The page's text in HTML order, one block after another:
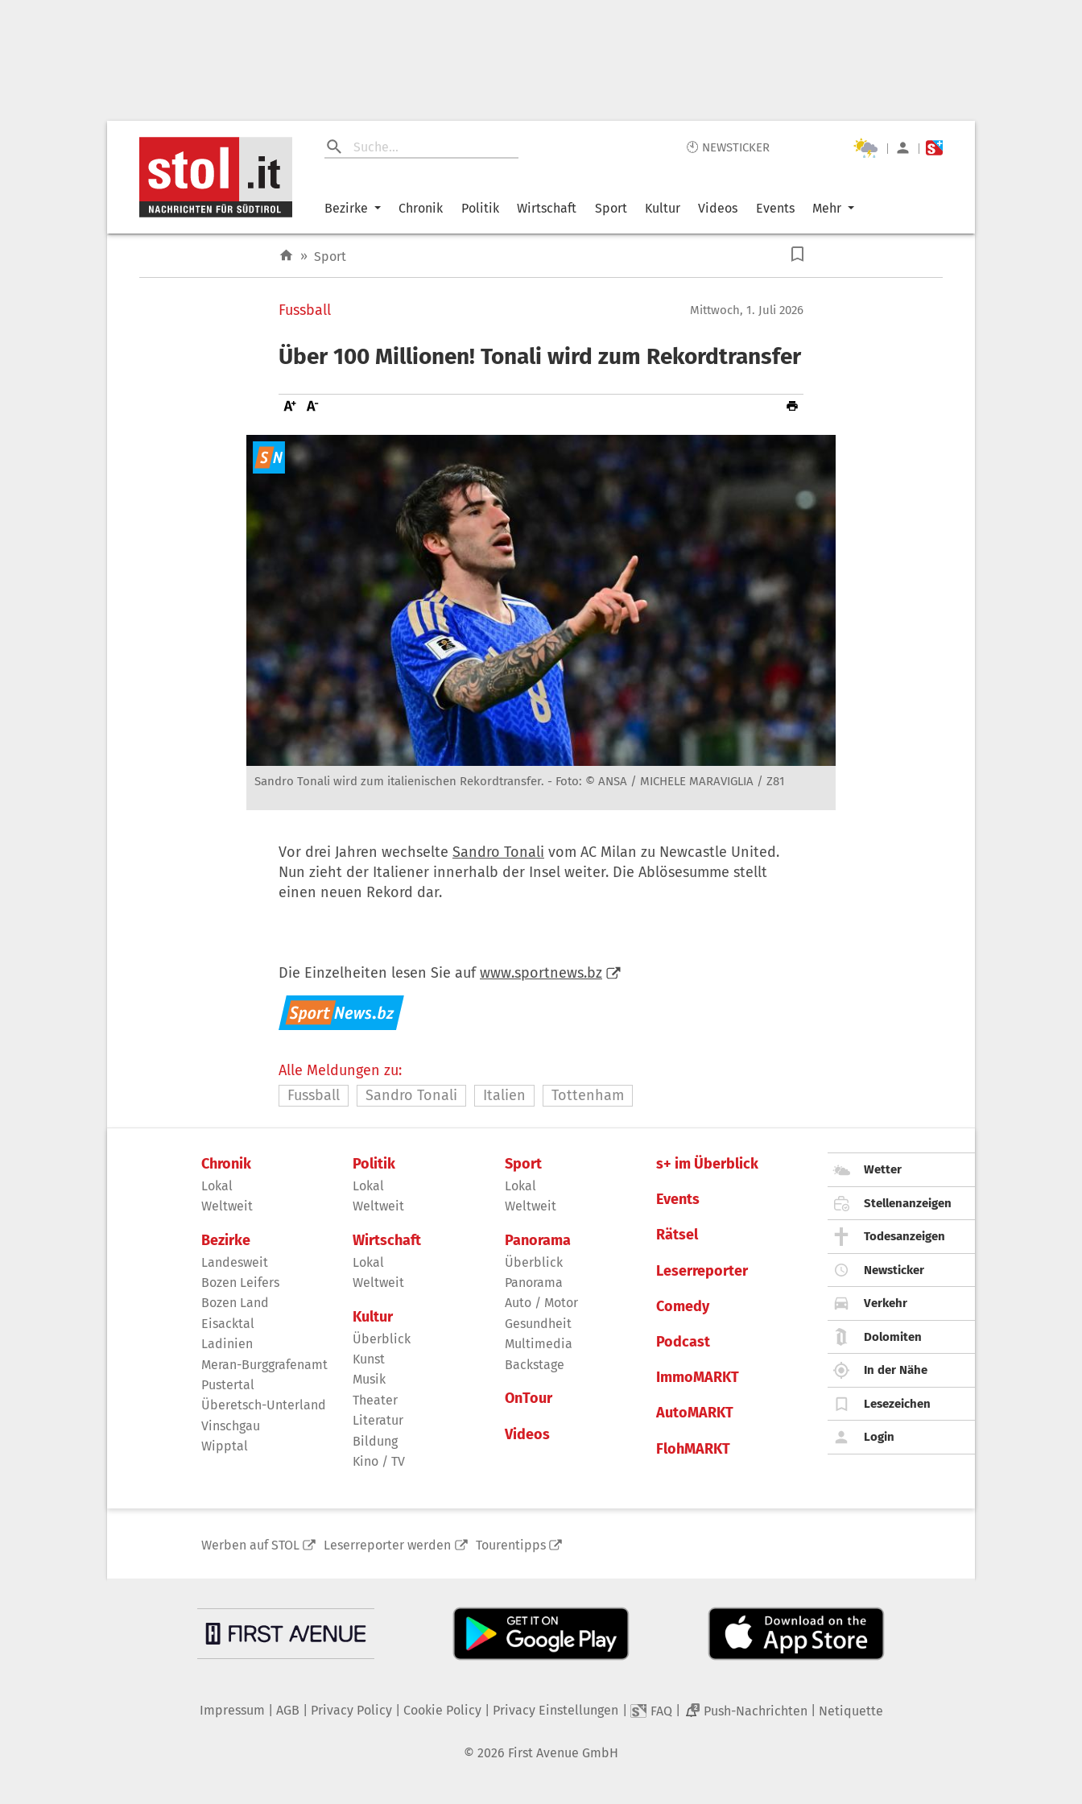
🕙 NEWSTICKER | |
Bezirke Chronik Politik Wirtschaft Sport Kultur Videos Events Mehr
» Sport
Fussball Mittwoch, 1. Juli 2026
Über 100 Millionen! Tonali wird zum Rekordtransfer
Sandro Tonali wird zum italienischen Rekordtransfer. - Foto: © ANSA / MICHELE MARAVIGLIA / Z81
Vor drei Jahren wechselte Sandro Tonali vom AC Milan zu Newcastle United.
Nun zieht der Italiener innerhalb der Insel weiter. Die Ablösesumme stellt
einen neuen Rekord dar.
Die Einzelheiten lesen Sie aufwww.sportnews.bz
Alle Meldungen zu:
Fussball
Sandro Tonali Italien Tottenham
Chronik
Lokal
Weltweit
Bezirke
Landesweit
Bozen Leifers
Bozen Land
Eisacktal
Ladinien
Meran-Burggrafenamt
Pustertal
Überetsch-Unterland
Vinschgau
Wipptal
Politik
Lokal
Weltweit
Wirtschaft
Lokal
Weltweit
Kultur
Überblick
Kunst
Musik
Theater
Literatur
Bildung
Kino / TV
Sport
Lokal
Weltweit
Panorama
Überblick
Panorama
Auto / Motor
Gesundheit
Multimedia
Backstage
OnTour
Videos
s+ im Überblick
Events
Rätsel
Leserreporter
Comedy
Podcast
ImmoMARKT
AutoMARKT
FlohMARKT
Wetter
Stellenanzeigen
Todesanzeigen
Newsticker
Verkehr
Dolomiten
In der Nähe
Lesezeichen
Login
Werben auf STOL Leserreporter werden Tourentipps
Impressum AGB Privacy Policy| Cookie Policy| Privacy Einstellungen FAQ 2 Push-Nachrichten Netiquette
© 2026 First Avenue GmbH